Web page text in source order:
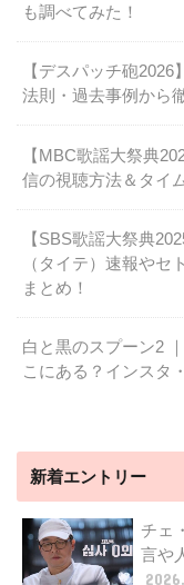
も調べてみた！
【デスパッチ砲
法則・過去事例から
【MBC歌謡大祭典
信の視聴方法＆タイ
【SBS歌謡大祭典
（タイテ）速報やセ
まとめ！
白と黒のスプーン2
こにある？インスタ
新着エントリー
チェ
言や